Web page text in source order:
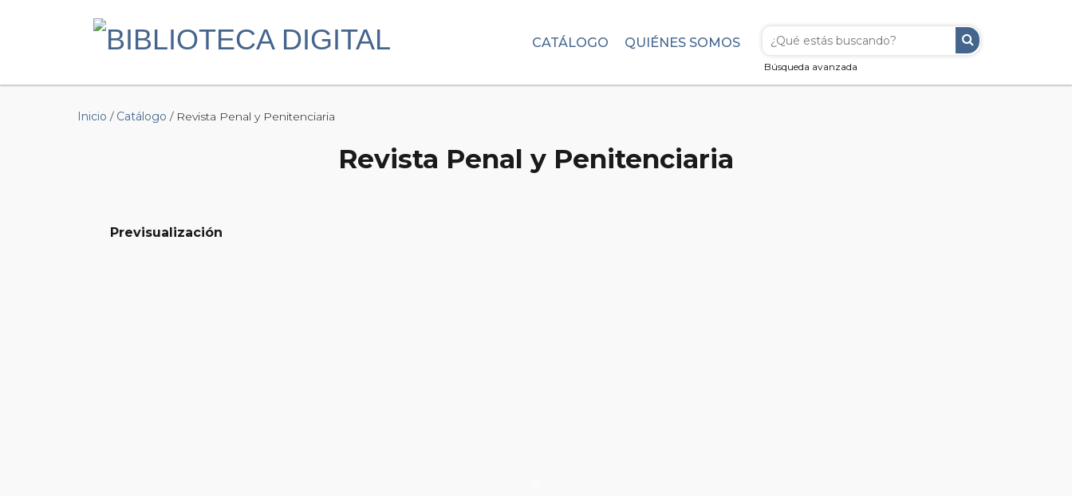
Búsqueda avanzada
CATÁLOGO QUIÉNES SOMOS
Inicio / Catálogo / Revista Penal y Penitenciaria
Revista Penal y Penitenciaria
Previsualización